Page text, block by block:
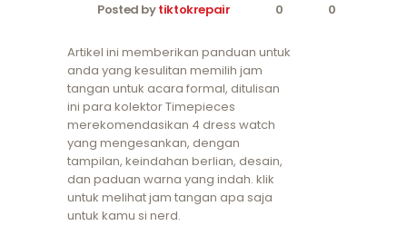
Posted bytiktokrepair 0 0
Artikel ini memberikan panduan untuk
anda yang kesulitan memilih jam
tangan untuk acara formal, ditulisan
ini para kolektor Timepieces
merekomendasikan 4 dress watch
yang mengesankan, dengan
tampilan, keindahan berlian, desain,
dan paduan warna yang indah. klik
untuk melihat jam tangan apa saja
untuk kamu si nerd.